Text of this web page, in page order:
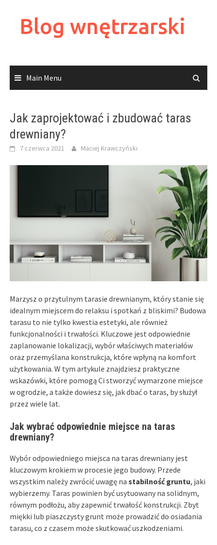
contentBlog wnętrzarski
Main Menu
Jak zaprojektować i zbudować taras
drewniany?
7 czerwca 2021 Maciej Krawczyński
Marzysz o przytulnym tarasie drewnianym, który stanie się
idealnym miejscem do relaksu i spotkań z bliskimi? Budowa
tarasu to nie tylko kwestia estetyki, ale również
funkcjonalności i trwałości. Kluczowe jest odpowiednie
zaplanowanie lokalizacji, wybór właściwych materiałów
oraz przemyślana konstrukcja, które wpłyną na komfort
użytkowania. W tym artykule znajdziesz praktyczne
wskazówki, które pomogą Ci stworzyć wymarzone miejsce
w ogrodzie, a także dowiesz się, jak dbać o taras, by służył
przez wiele lat.
Jak wybrać odpowiednie miejsce na taras
drewniany?
Wybór odpowiedniego miejsca na taras drewniany jest
kluczowym krokiem w procesie jego budowy. Przede
wszystkim należy zwrócić uwagę na stabilność gruntu, jaki
wybierzemy. Taras powinien być usytuowany na solidnym,
równym podłożu, aby zapewnić trwałość konstrukcji. Zbyt
miękki lub piaszczysty grunt może prowadzić do osiadania
tarasu, co z czasem może skutkować uszkodzeniami.